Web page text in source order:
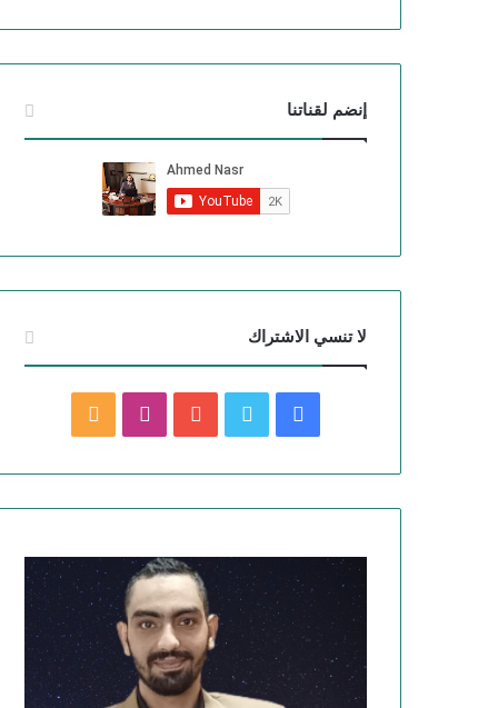
إنضم لقناتنا
لا تنسي الاشتراك
س
ك
ي
ر
ت
و
ب
س
ق
ر
ا
خ
ا
م